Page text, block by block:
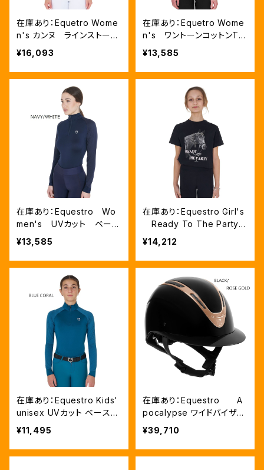
在庫あり：Equetro Wome
n's カンヌ ラインストーン
Tシャツ（ETW00245）
¥16,093
在庫あり：Equetro Wome
n's ワントーンコットンTシ
ャツ BLACK（ETW00332）
¥13,585
在庫あり：Equestro Wo
men's UVカット ベース
レイヤー 3色 XS、S、Lサ
イズ （ETW00007）
¥13,585
在庫あり：Equestro Girl's
Ready To The Party
Ｔシャツ ラインストーンTシ
ャツ（ETKA00249）
¥14,212
在庫あり：Equestro Kids'
unisex UVカット ベースレ
イヤー 2色(ETKU00007)
¥11,495
在庫あり：Equestro A
pocalypse ワイドバイザー
ヘルメット Black、Mサイ
ズ（ETW02016）
¥39,710